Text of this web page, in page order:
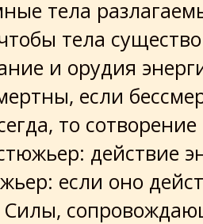
тела
тела
и орудия
если
то сотворение
действие
если оно
Силы,